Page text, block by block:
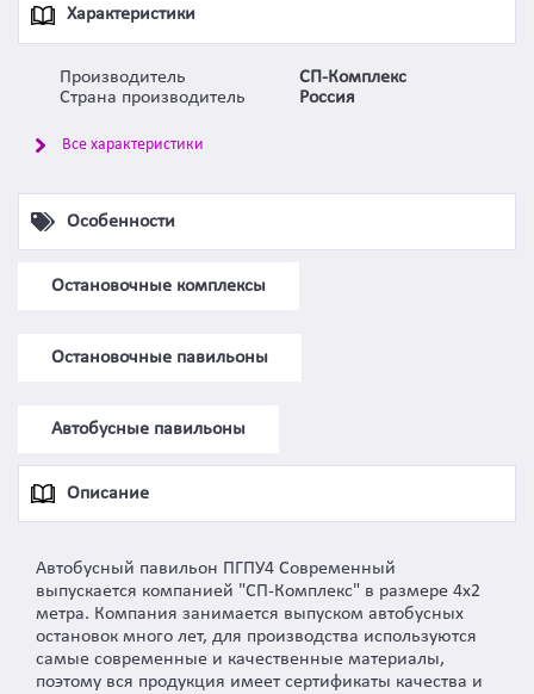
Характеристики
Производитель
СП-Комплекс
Страна производитель
Россия
Все характеристики
Особенности
Остановочные комплексы
Остановочные павильоны
Автобусные павильоны
Описание
Автобусный павильон ПГПУ4 Современный
выпускается компанией "СП-Комплекс" в размере 4х2
метра. Компания занимается выпуском автобусных
остановок много лет, для производства используются
самые современные и качественные материалы,
поэтому вся продукция имеет сертификаты качества и